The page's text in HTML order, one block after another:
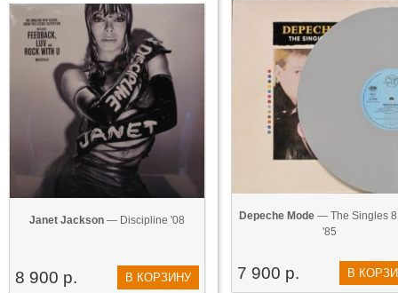
Janet Jackson — Discipline '08
8 900 р. В КОРЗИНУ
Depeche Mode — The Singles
'85
7 900 р. В